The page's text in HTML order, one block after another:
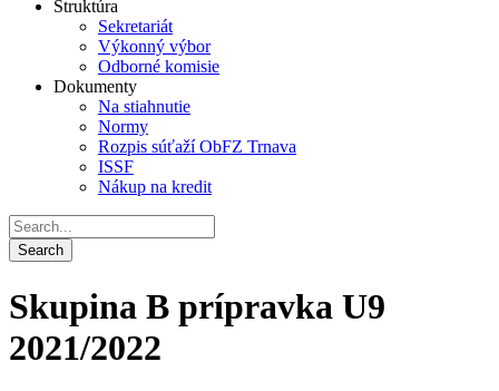
Štruktúra
Sekretariát
Výkonný výbor
Odborné komisie
Dokumenty
Na stiahnutie
Normy
Rozpis súťaží ObFZ Trnava
ISSF
Nákup na kredit
Skupina B prípravka U9
2021/2022